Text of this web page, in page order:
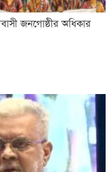
জনগোষ্ঠীর অধিকার